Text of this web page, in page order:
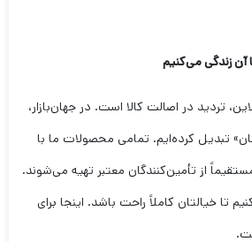
تردید در اصالت کالا است. در جهان‌بازار،
تبدیل کرده‌ایم. تمامی محصولات ما با
از تأمین‌کنندگان معتبر تهیه می‌شوند.
تا خیالتان کاملاً راحت باشد. اینجا برای